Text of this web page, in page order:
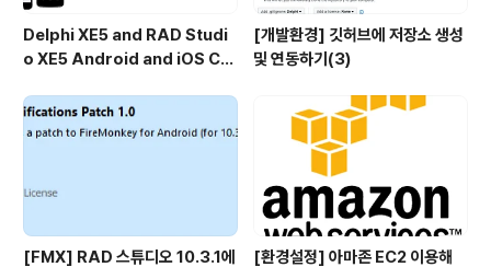
Delphi XE5 and RAD Studi
o XE5 Android and iOS Co
[개발환경] 깃허브에 저장소 생성
및 연동하기(3)
[FMX] RAD 스튜디오 10.3.1에 [환경설정] 아마존 EC2 이용해